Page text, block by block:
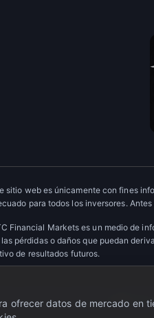
sitio web es únicamente con fines
para todos los inversores.
Financial Markets es un medio de
pérdidas o daños que puedan
de resultados futuros.
los derechos reservados.· Escudo
ofrecer datos de mercado en